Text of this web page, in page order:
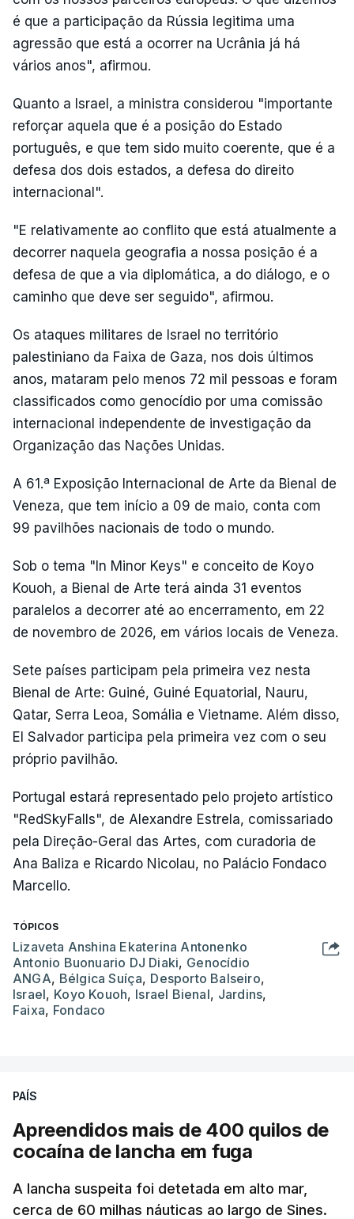
é que a participação da Rússia legitima uma
agressão que está a ocorrer na Ucrânia já há
vários anos", afirmou.
Quanto a Israel, a ministra considerou "importante
reforçar aquela que é a posição do Estado
português, e que tem sido muito coerente, que é a
defesa dos dois estados, a defesa do direito
internacional".
"E relativamente ao conflito que está atualmente a
decorrer naquela geografia a nossa posição é a
defesa de que a via diplomática, a do diálogo, e o
caminho que deve ser seguido", afirmou.
Os ataques militares de Israel no território
palestiniano da Faixa de Gaza, nos dois últimos
anos, mataram pelo menos 72 mil pessoas e foram
classificados como genocídio por uma comissão
internacional independente de investigação da
Organização das Nações Unidas.
A 61.ª Exposição Internacional de Arte da Bienal de
Veneza, que tem início a 09 de maio, conta com
99 pavilhões nacionais de todo o mundo.
Sob o tema "In Minor Keys" e conceito de Koyo
Kouoh, a Bienal de Arte terá ainda 31 eventos
paralelos a decorrer até ao encerramento, em 22
de novembro de 2026, em vários locais de Veneza.
Sete países participam pela primeira vez nesta
Bienal de Arte: Guiné, Guiné Equatorial, Nauru,
Qatar, Serra Leoa, Somália e Vietname. Além disso,
El Salvador participa pela primeira vez com o seu
próprio pavilhão.
Portugal estará representado pelo projeto artístico
"RedSkyFalls", de Alexandre Estrela, comissariado
pela Direção-Geral das Artes, com curadoria de
Ana Baliza e Ricardo Nicolau, no Palácio Fondaco
Marcello.
TÓPICOS
Lizaveta Anshina Ekaterina Antonenko
Antonio Buonuario DJ Diaki, Genocídio
ANGA, Bélgica Suíça, Desporto Balseiro,
Israel, Koyo Kouoh, Israel Bienal, Jardins,
Faixa, Fondaco
PAÍS
Apreendidos mais de 400 quilos de
cocaína de lancha em fuga
A lancha suspeita foi detetada em alto mar,
cerca de 60 milhas náuticas ao largo de Sines.